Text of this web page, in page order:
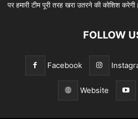
पर हमारी टीम पूरी तरह खरा उतरने की कोशिश करेगी।
FOLLOW
Facebook
Website